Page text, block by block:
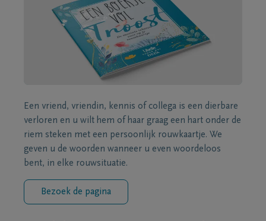
Een vriend, vriendin, kennis of collega is een dierbare
verloren en u wilt hem of haar graag een hart onder de
riem steken met een persoonlijk rouwkaartje. We
geven u de woorden wanneer u even woordeloos
bent, in elke rouwsituatie.
Bezoek de pagina